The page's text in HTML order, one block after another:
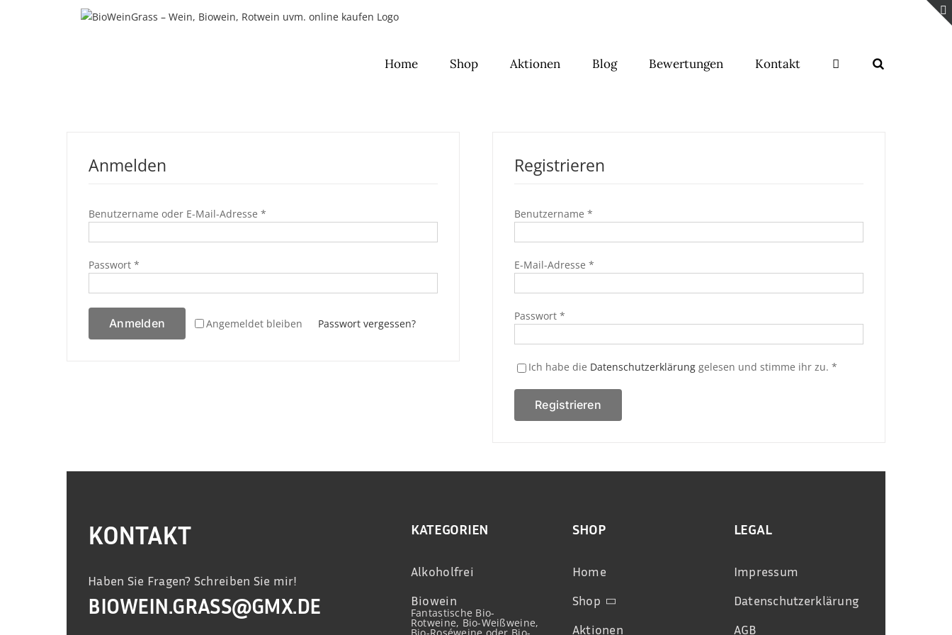
Home Shop Aktionen Blog Bewertungen Kontakt
Anmelden
Benutzername oder E-Mail-Adresse*
Passwort*
Angemeldet bleiben
Anmelden Passwort vergessen?
Registrieren
Benutzername*
E-Mail-Adresse*
Passwort*
Ich habe die Datenschutzerklärung gelesen und stimme ihr zu. *
Registrieren
KONTAKT
Haben Sie Fragen? Schreiben Sie mir!
BIOWEIN.GRASS@GMX.DE
KATEGORIEN
Alkoholfrei
Biowein
Fantastische Bio-
Rotweine, Bio-Weißweine,
SHOP
Home
Shop
Aktionen
LEGAL
Impressum
Datenschutzerklärung
AGB